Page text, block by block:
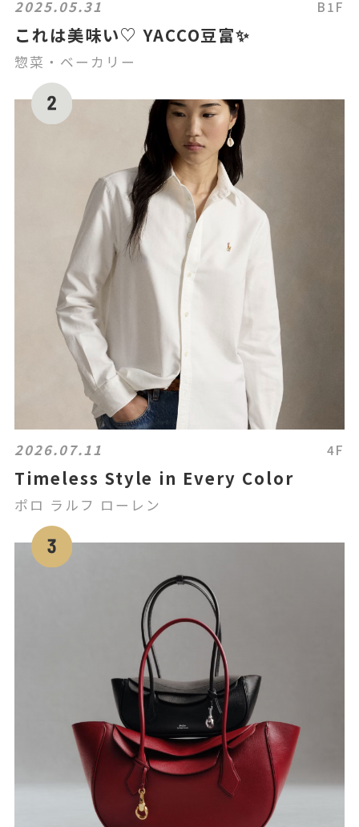
2025.05.31 B1F
これは美味い♡ YACCO豆富✨
惣菜・ベーカリー
2026.07.11 4F
Timeless Style in Every Color
ポロ ラルフ ローレン